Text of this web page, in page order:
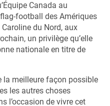
Canada au
football des Amériques
Caroline du Nord, aux
un privilège qu’elle
nationale en titre de
la meilleure façon possible
les autres choses
l’occasion de vivre cet